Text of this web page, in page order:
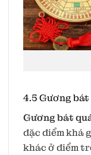
4.5 Gương
Gương bát
đặc điểm khá
khác ở điểm